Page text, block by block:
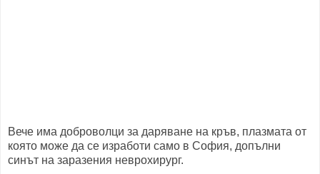
Вече има доброволци за даряване на кръв, плазмата от
която може да се изработи само в София, допълни
синът на заразения неврохирург.